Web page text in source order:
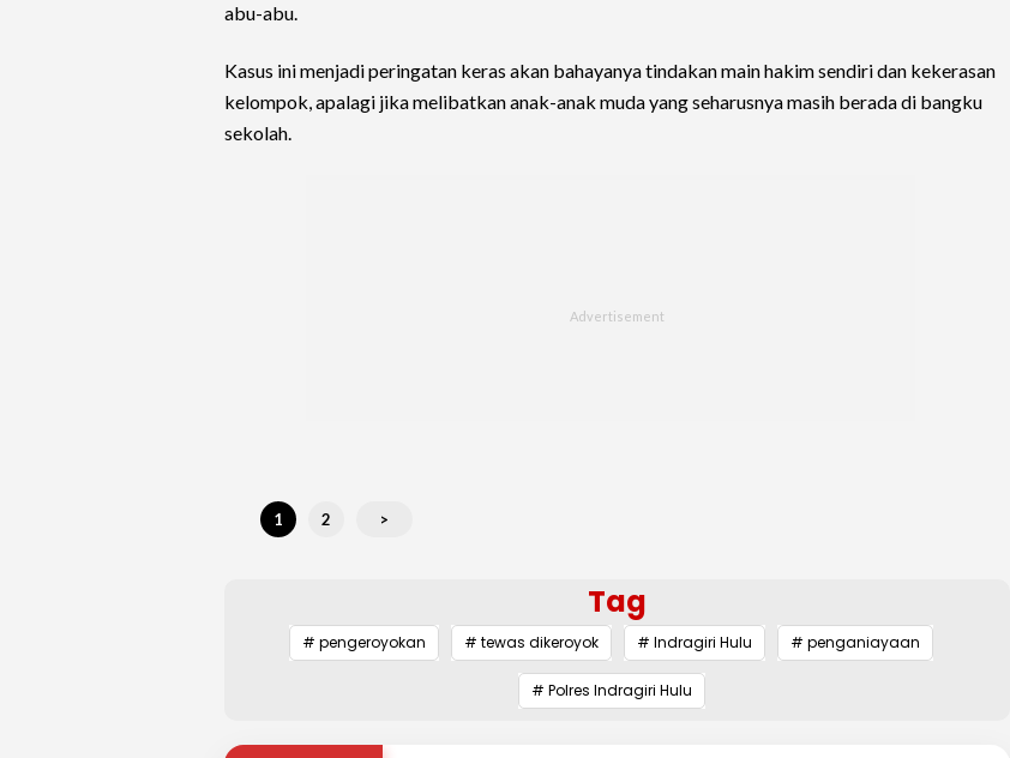
abu-abu.
Kasus ini menjadi peringatan keras akan bahayanya tindakan main hakim sendiri dan kekerasan
kelompok, apalagi jika melibatkan anak-anak muda yang seharusnya masih berada di bangku
sekolah.
1 2 >
Tag
# pengeroyokan # tewas dikeroyok # Indragiri Hulu # penganiayaan
# Polres Indragiri Hulu